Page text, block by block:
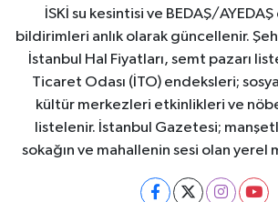
İSKİ su kesintisi ve BEDAŞ/
bildirimleri anlık olarak güncellenir.
İstanbul Hal Fiyatları, semt pazarı
Ticaret Odası (İTO) endeksleri;
kültür merkezleri etkinlikleri ve
listelenir. İstanbul Gazetesi;
sokağın ve mahallenin sesi olan yerel